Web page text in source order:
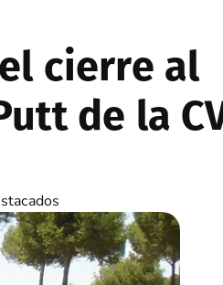
cierre al
de la